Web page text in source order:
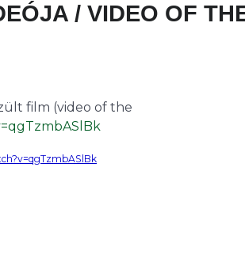
/ VIDEO OF
film (video of the